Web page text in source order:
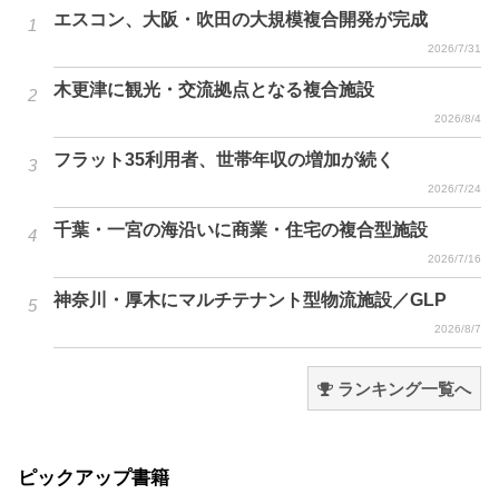
エスコン、大阪・吹田の大規模複合開発が完成
2026/7/31
木更津に観光・交流拠点となる複合施設
2026/8/4
フラット35利用者、世帯年収の増加が続く
2026/7/24
千葉・一宮の海沿いに商業・住宅の複合型施設
2026/7/16
神奈川・厚木にマルチテナント型物流施設／GLP
2026/8/7
ランキング一覧へ
ピックアップ書籍